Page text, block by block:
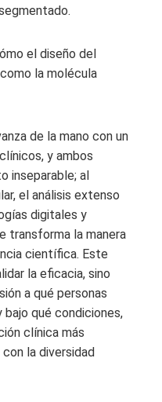
el diseño del
la molécula
de la mano con un
y ambos
inseparable; al
el análisis extenso
digitales y
transforma la manera
científica. Este
la eficacia, sino
a qué personas
qué condiciones,
clínica más
la diversidad